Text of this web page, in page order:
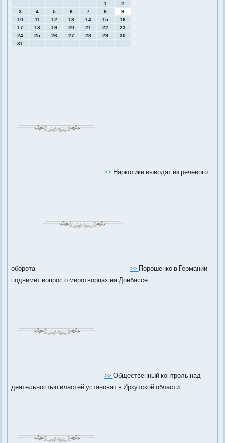
1
2
3
4 5 6 7 8
9
10
11 12 13 14 15
16
17
18 19 20 21 22
23
24
25 26 27 28 29
30
31
>>Наркотики выводят из речевого
оборота >>Порошенко в Германии
поднимет вопрос о миротворцах на Донбассе
>>Общественный контроль над
деятельностью властей установят в Иркутской области